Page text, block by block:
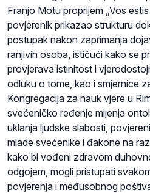
Franjo Motu proprijem „Vos
povjerenik prikazao strukturu
postupak nakon zaprimanja
ranjivih osoba, ističući kako se
provjerava istinitost i
odluku o tome, kao i smjernice
Kongregacija za nauk vjere u
svećeničko ređenje mijenja
uklanja ljudske slabosti,
mlade svećenike i đakone na
kako bi vođeni zdravom
odgojem, mogli pristupati
povjerenja i međusobnog